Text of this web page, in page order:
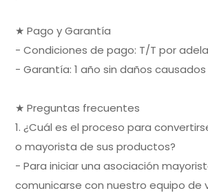
★ Pago y Garantía
- Condiciones de pago: T/T por
- Garantía: 1 año sin daños
★ Preguntas frecuentes
1. ¿Cuál es el proceso para
o mayorista de sus productos?
- Para iniciar una asociación
comunicarse con nuestro equipo de